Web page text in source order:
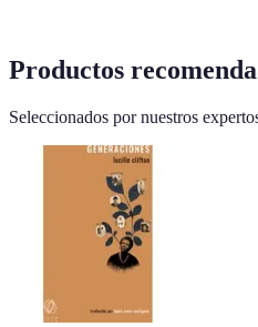
Productos
Seleccionados por nuestros